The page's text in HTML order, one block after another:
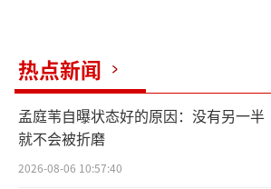
热点新闻
孟庭苇自曝状态好的原因：没有另一半
就不会被折磨
2026-08-06 10:57:40